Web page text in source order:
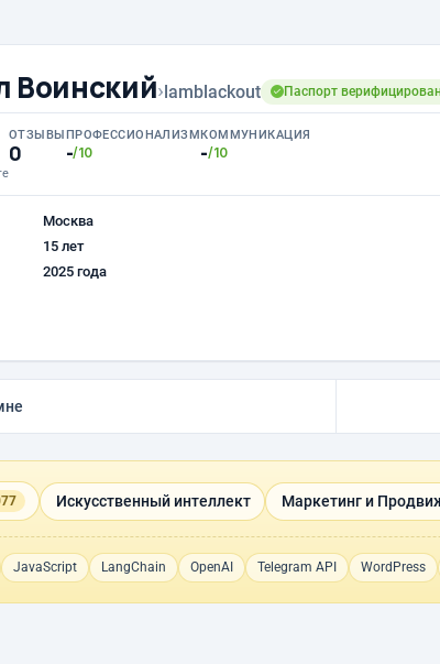
Воинский›lamblackout Паспорт верифицирован
ОТЗЫВЫ
0
ПРОФЕССИОНАЛИЗМ
-/10
КОММУНИКАЦИЯ
-/10
Москва
15 лет
2025 года
Искусственный интеллект Маркетинг и
JavaScript LangChain OpenAI Telegram API WordPress